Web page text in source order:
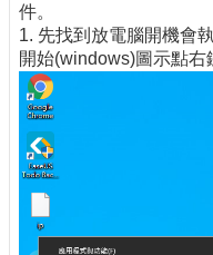
件。
1. 先找到放電腦開機會
開始(windows)圖示點右